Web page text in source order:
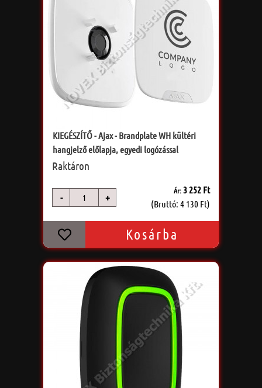
KIEGÉSZÍTŐ - Ajax - Brandplate WH kültéri
hangjelző előlapja, egyedi logózással
Raktáron
- +
Ár:3 252 Ft
(Bruttó: 4 130 Ft)
Kosárba